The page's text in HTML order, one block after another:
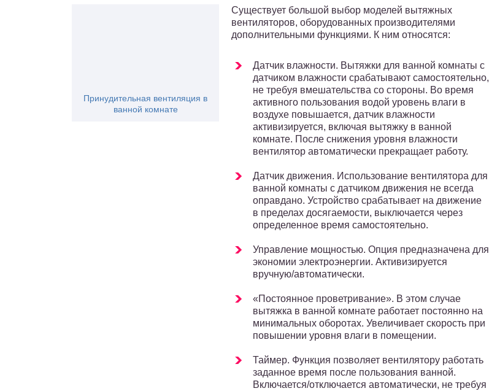
Принудительная вентиляция в
ванной комнате
Существует большой выбор моделей вытяжных
вентиляторов, оборудованных производителями
дополнительными функциями. К ним относятся:
Датчик влажности. Вытяжки для ванной комнаты с
датчиком влажности срабатывают самостоятельно,
не требуя вмешательства со стороны. Во время
активного пользования водой уровень влаги в
воздухе повышается, датчик влажности
активизируется, включая вытяжку в ванной
комнате. После снижения уровня влажности
вентилятор автоматически прекращает работу.
Датчик движения. Использование вентилятора для
ванной комнаты с датчиком движения не всегда
оправдано. Устройство срабатывает на движение
в пределах досягаемости, выключается через
определенное время самостоятельно.
Управление мощностью. Опция предназначена для
экономии электроэнергии. Активизируется
вручную/автоматически.
«Постоянное проветривание». В этом случае
вытяжка в ванной комнате работает постоянно на
минимальных оборотах. Увеличивает скорость при
повышении уровня влаги в помещении.
Таймер. Функция позволяет вентилятору работать
заданное время после пользования ванной.
Включается/отключается автоматически, не требуя